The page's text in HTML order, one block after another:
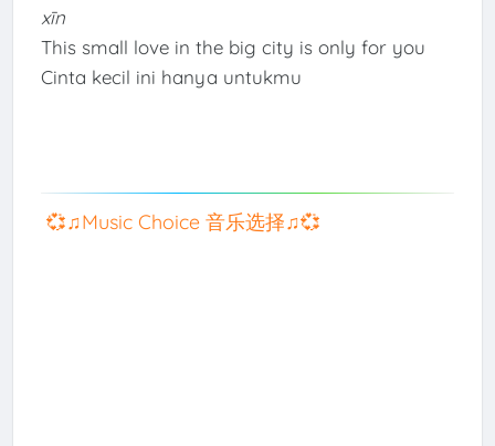
xīn
This small love in the big city is only for you
Cinta kecil ini hanya untukmu
💞♫Music Choice 音乐选择♫💞